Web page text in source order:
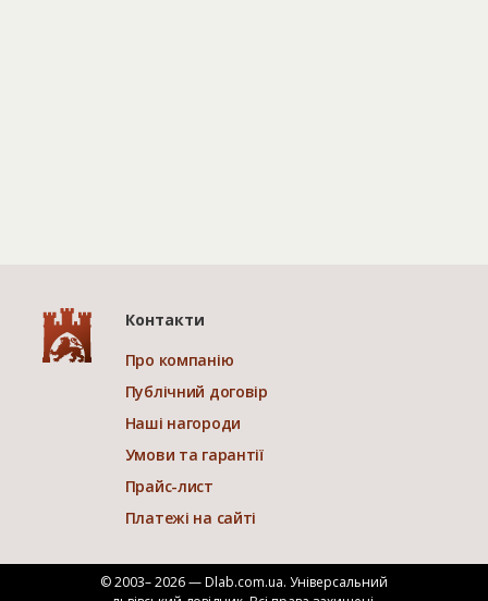
Контакти
Про компанію
Публічний договір
Наші нагороди
Умови та гарантії
Прайс-лист
Платежі на сайті
© 2003– 2026 — Dlab.com.ua. Універсальний